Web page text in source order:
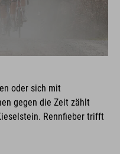
oder sich mit
gegen die Zeit zählt
Rennfieber trifft